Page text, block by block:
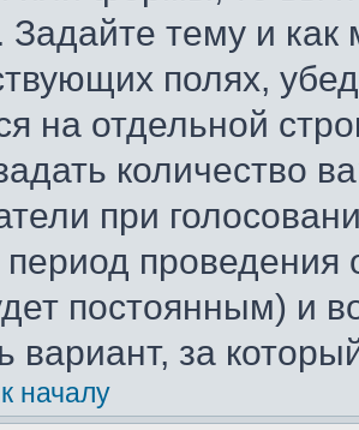
Задайте тему и
полях,
на отдельной
количество
при
период проведения
постоянным) и
вариант, за
началу